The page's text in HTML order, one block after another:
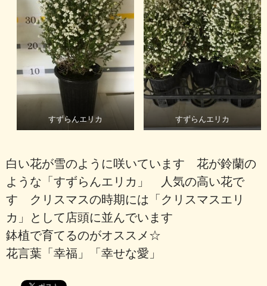
すずらんエリカ すずらんエリカ
白い花が雪のように咲いています 花が鈴蘭の
ような「すずらんエリカ」 人気の高い花で
す クリスマスの時期には「クリスマスエリ
カ」として店頭に並んでいます
鉢植で育てるのがオススメ☆
花言葉「幸福」「幸せな愛」